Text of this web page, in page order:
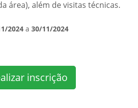
área), além de visitas técnicas.
2024 a 30/11/2024
inscrição